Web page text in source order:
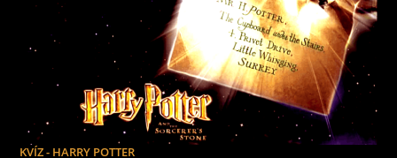
KVÍZ - HARRY POTTER